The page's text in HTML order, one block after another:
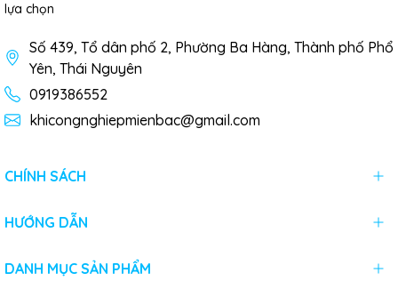
lựa chọn
Số 439, Tổ dân phố 2, Phường Ba Hàng, Thành phố Phổ
Yên, Thái Nguyên
0919386552
khicongnghiepmienbac@gmail.com
CHÍNH SÁCH
HƯỚNG DẪN
DANH MỤC SẢN PHẨM